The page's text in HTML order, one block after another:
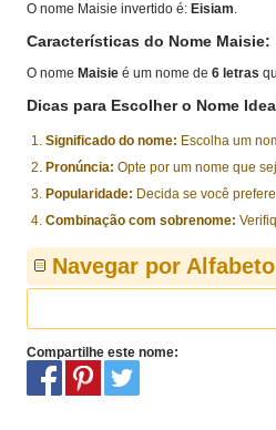
O nome Maisie invertido é: Eisiam.
Características do Nome Maisie:
O nome Maisie é um nome de 6 letras
Dicas para Escolher o Nome
Significado do nome: Escolha um
Pronúncia: Opte por um nome que
Popularidade: Decida se você
Combinação com sobrenome:
Navegar por
Compartilhe este nome: